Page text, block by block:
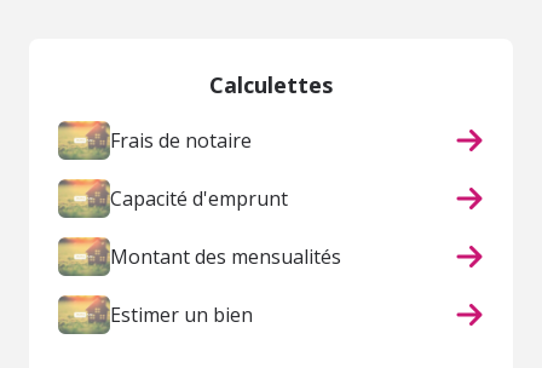
Calculettes
Frais de notaire
Capacité d'emprunt
Montant des mensualités
Estimer un bien